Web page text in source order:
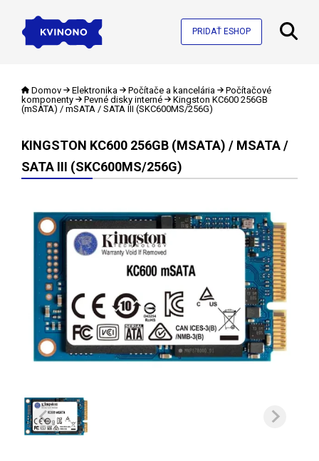
PRIDAŤ ESHOP
Domov Elektronika Počítače a kancelária
Počítačové
komponenty
Pevné disky interné
Kingston KC600 256GB
(mSATA) / mSATA / SATA III (SKC600MS/256G)
KINGSTON KC600 256GB (MSATA) / MSATA /
SATA III (SKC600MS/256G)